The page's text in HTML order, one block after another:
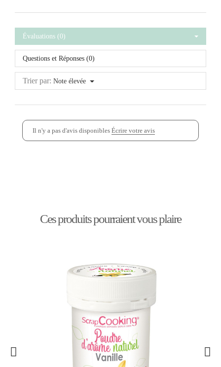
Évaluations (0)
Questions et Réponses (0)
Trier par: Note élevée
Il n'y a pas d'avis disponibles Écrire votre avis
Ces produits pourraient vous plaire